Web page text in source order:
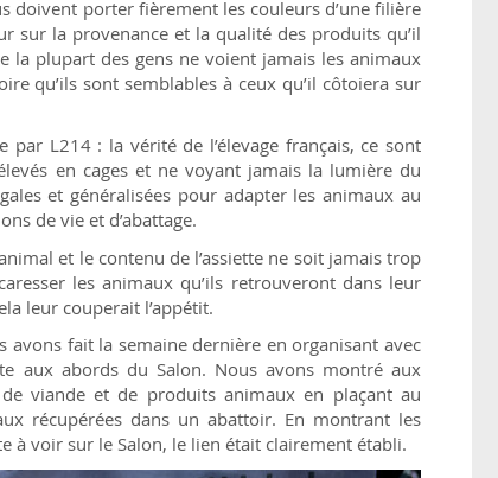
doivent porter fièrement les couleurs d’une filière
sur la provenance et la qualité des produits qu’il
la plupart des gens ne voient jamais les animaux
qu’ils sont semblables à ceux qu’il côtoiera sur
par L214 : la vérité de l’élevage français, ce sont
en cages et ne voyant jamais la lumière du
et généralisées pour adapter les animaux au
de vie et d’abattage.
et le contenu de l’assiette ne soit jamais trop
les animaux qu’ils retrouveront dans leur
leur couperait l’appétit.
avons fait la semaine dernière en organisant avec
aux abords du Salon. Nous avons montré aux
viande et de produits animaux en plaçant au
récupérées dans un abattoir. En montrant les
à voir sur le Salon, le lien était clairement établi.